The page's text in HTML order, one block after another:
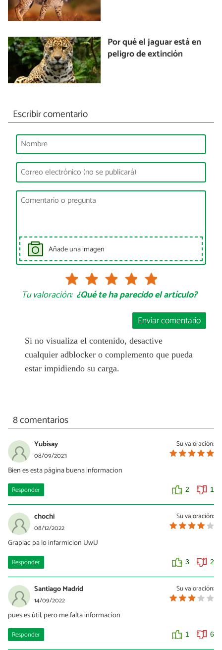
Por qué el jaguar está en
peligro de extinción
Escribir comentario
Añade una imagen
Tu valoración: ¿Qué te ha parecido el artículo?
Enviar comentario
Si no visualiza el contenido, desactive
cualquier adblocker o complemento que pueda
estar impidiendo su carga.
8 comentarios
Su valoración:
Yubisay
08/09/2023
Bien es esta página buena informacion
Responder 2 1
Su valoración:
chochi
08/12/2022
Grapiac pa lo infarmicion UwU
Responder 3 2
Su valoración:
Santiago Madrid
14/09/2022
pues es útil, pero me falta informacion
Responder 1 6